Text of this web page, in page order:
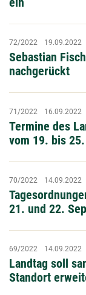
Sebastian
nachgerückt
72/2022 19.09.2022
Termine des
vom 19. bis
71/2022 16.09.2022
21. und 22.
70/2022 14.09.2022
Landtag soll
Standort
69/2022 14.09.2022